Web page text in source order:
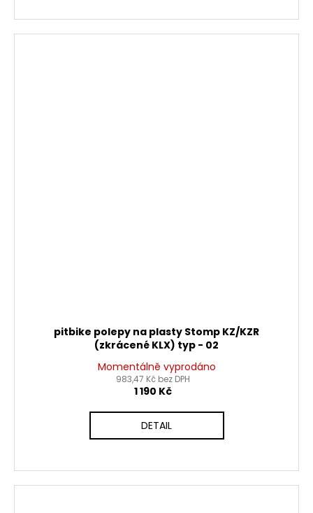
pitbike polepy na plasty Stomp KZ/KZR
(zkrácené KLX) typ - 02
Momentálně vyprodáno
983,47 Kč bez DPH
1 190 Kč
DETAIL